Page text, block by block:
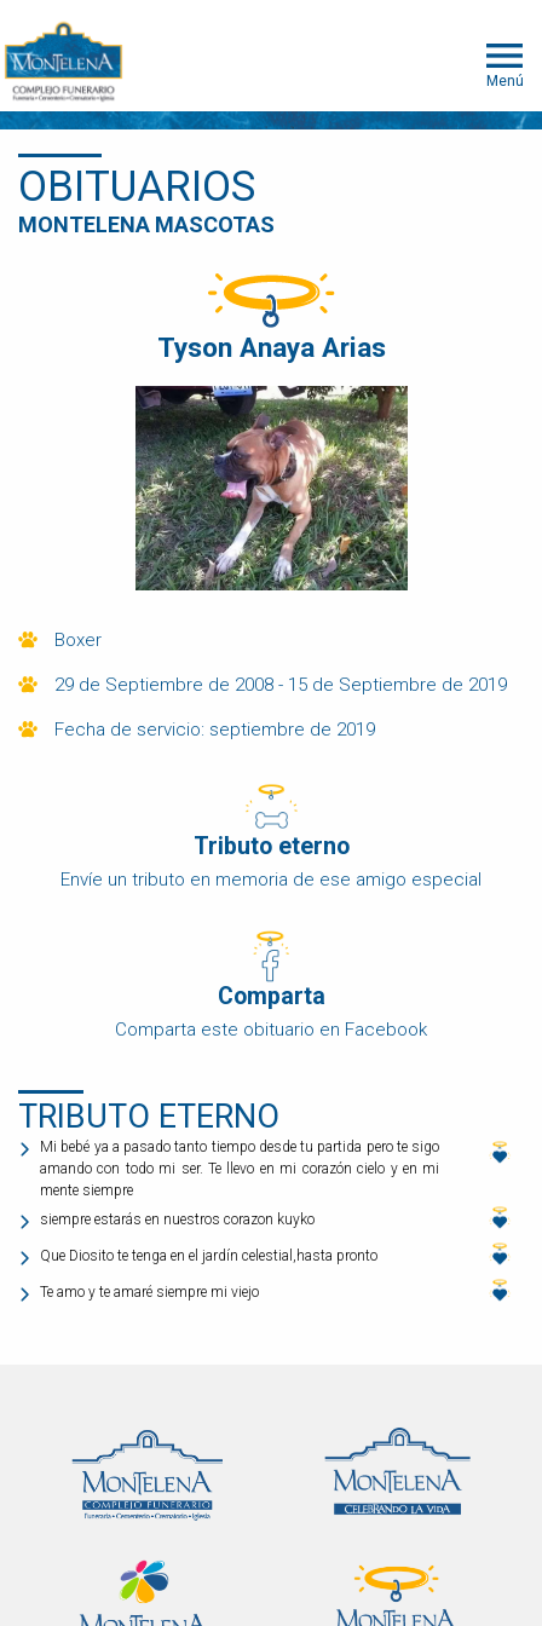
Menú
OBITUARIOS
MONTELENA MASCOTAS
Tyson Anaya Arias
Boxer
29 de Septiembre de 2008 - 15 de Septiembre de 2019
Fecha de servicio: septiembre de 2019
Tributo eterno
Envíe un tributo en memoria de ese amigo especial
Comparta
Comparta este obituario en Facebook
TRIBUTO ETERNO
Mi bebé ya a pasado tanto tiempo desde tu partida pero te sigo
amando con todo mi ser. Te llevo en mi corazón cielo y en mi
mente siempre
siempre estarás en nuestros corazon kuyko
Que Diosito te tenga en el jardín celestial,hasta pronto
Te amo y te amaré siempre mi viejo